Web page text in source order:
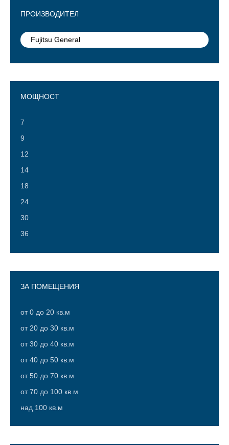
ПРОИЗВОДИТЕЛ
Fujitsu General
МОЩНОСТ
7
9
12
14
18
24
30
36
ЗА ПОМЕЩЕНИЯ
от 0 до 20 кв.м
от 20 до 30 кв.м
от 30 до 40 кв.м
от 40 до 50 кв.м
от 50 до 70 кв.м
от 70 до 100 кв.м
над 100 кв.м